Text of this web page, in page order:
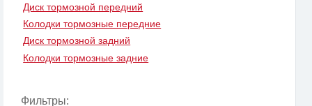
Диск тормозной передний
Колодки тормозные передние
Диск тормозной задний
Колодки тормозные задние
Фильтры: